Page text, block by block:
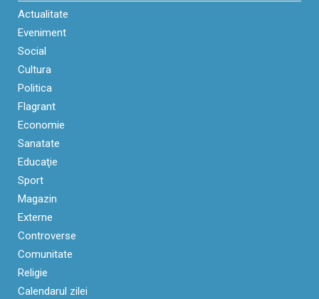
Actualitate
Eveniment
Social
Cultura
Politica
Flagrant
Economie
Sanatate
Educaţie
Sport
Magazin
Externe
Controverse
Comunitate
Religie
Calendarul zilei